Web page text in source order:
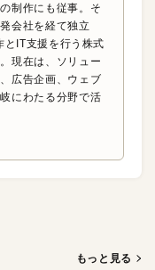
制作にも従事。そ
会社を経て独立
とIT支援を行う株式
現在は、ソリュー
広告企画、ウェブ
にわたる分野で活
もっと見る